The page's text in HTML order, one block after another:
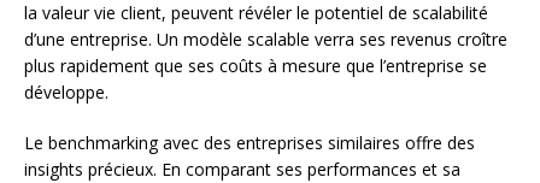
la valeur vie client, peuvent révéler le potentiel de scalabilité
d’une entreprise. Un modèle scalable verra ses revenus croître
plus rapidement que ses coûts à mesure que l’entreprise se
développe.
Le benchmarking avec des entreprises similaires offre des
insights précieux. En comparant ses performances et sa